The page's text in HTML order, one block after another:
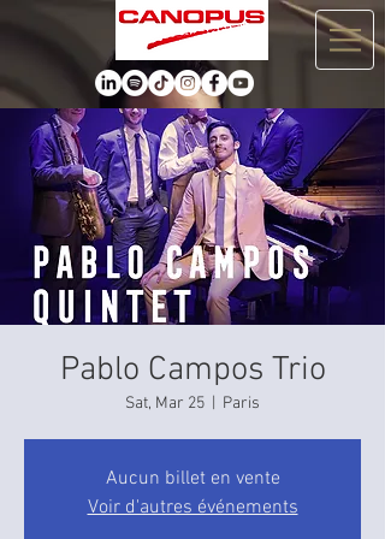
Pablo Campos Trio
Sat, Mar 25 Paris
Aucun billet en vente
Voir d'autres événements